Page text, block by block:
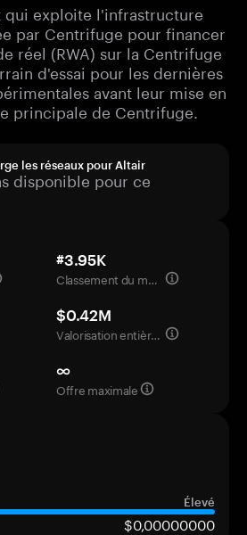
exploite l'infrastructure
par Centrifuge pour financer
réel (RWA) sur la Centrifuge
d'essai pour les dernières
avant leur mise en
principale de Centrifuge.
les réseaux pour Altair
disponible pour ce
#3.95K
Classement du marché
$0.42M
Valorisation entièrement diluée
∞
Offre maximale
Élevé
$0,00000000